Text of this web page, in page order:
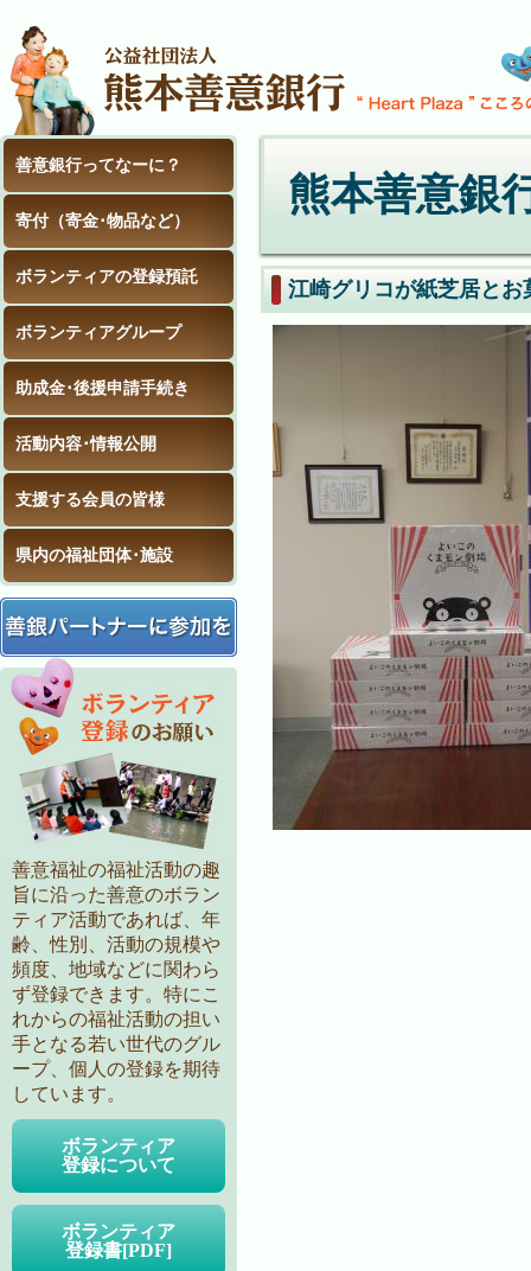
熊本善意銀
江崎グリコが紙芝居と
善意銀行ってなーに？
寄付（寄金･物品など）
ボランティアの登録預託
ボランティアグループ
助成金･後援申請手続き
活動内容･情報公開
支援する会員の皆様
県内の福祉団体･施設
善意福祉の福祉活動の趣
旨に沿った善意のボラン
ティア活動であれば、年
齢、性別、活動の規模や
頻度、地域などに関わら
ず登録できます。特にこ
れからの福祉活動の担い
手となる若い世代のグル
ープ、個人の登録を期待
しています。
ボランティア
登録について
ボランティア
登録書[PDF]